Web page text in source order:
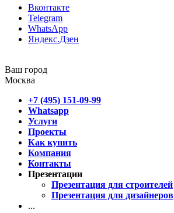
Вконтакте
Telegram
WhatsApp
Яндекс.Дзен
Ваш город
Москва
+7 (495) 151-09-99
Whatsapp
Услуги
Проекты
Как купить
Компания
Контакты
Презентации
Презентация для строителей
Презентация для дизайнеров
...